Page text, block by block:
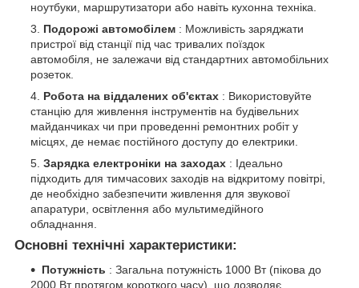
ноутбуки, маршрутизатори або навіть кухонна техніка.
Подорожі автомобілем : Можливість заряджати
пристрої від станції під час тривалих поїздок
автомобіля, не залежачи від стандартних автомобільних
розеток.
Робота на віддалених об'єктах : Використовуйте
станцію для живлення інструментів на будівельних
майданчиках чи при проведенні ремонтних робіт у
місцях, де немає постійного доступу до електрики.
Зарядка електроніки на заходах : Ідеально
підходить для тимчасових заходів на відкритому повітрі,
де необхідно забезпечити живлення для звукової
апаратури, освітлення або мультимедійного
обладнання.
Основні технічні характеристики:
Потужність : Загальна потужність 1000 Вт (пікова до
2000 Вт протягом короткого часу), що дозволяє